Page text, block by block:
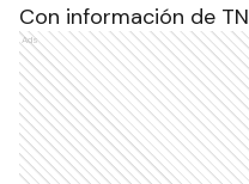
Con información de TN
Ads